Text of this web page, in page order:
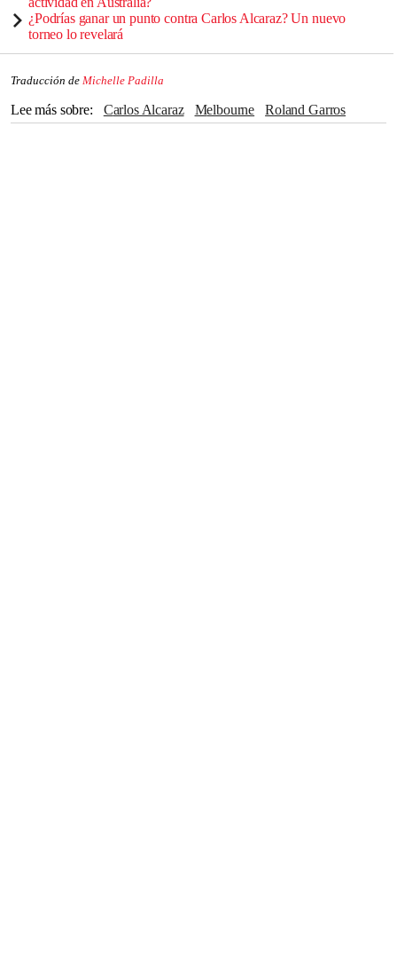
¿Podrías ganar un punto contra Carlos Alcaraz? Un nuevo
torneo lo revelará
Traducción de Michelle Padilla
Lee más sobre Carlos Alcaraz Melbourne
Roland Garros